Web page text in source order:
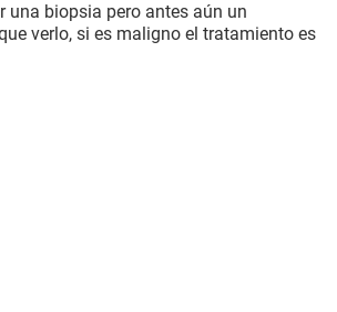
una biopsia pero antes aún un
verlo, si es maligno el tratamiento es